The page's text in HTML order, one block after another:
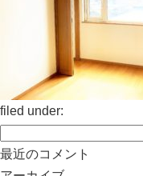
filed under:
索:
最近のコメント